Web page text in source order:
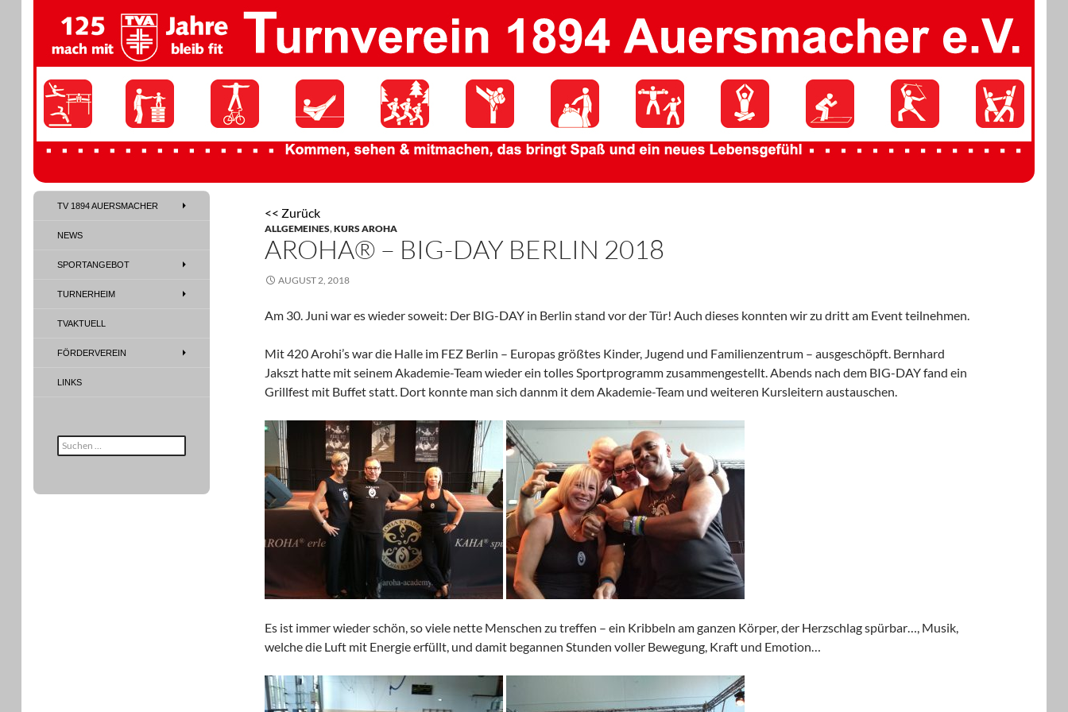
TV 1894 Auersmacher
<< Zurück
ALLGEMEINES,KURS AROHA
AROHA® – BIG-DAY BERLIN 2018
AUGUST 2, 2018
Am 30. Juni war es wieder soweit: Der BIG-DAY in Berlin stand vor der Tür! Auch dieses konnten wir zu dritt am Event teilnehmen.
Mit 420 Arohi’s war die Halle im FEZ Berlin – Europas größtes Kinder, Jugend und Familienzentrum – ausgeschöpft. Bernhard
Jakszt hatte mit seinem Akademie-Team wieder ein tolles Sportprogramm zusammengestellt. Abends nach dem BIG-DAY fand ein
Grillfest mit Buffet statt. Dort konnte man sich dannm it dem Akademie-Team und weiteren Kursleitern austauschen.
Es ist immer wieder schön, so viele nette Menschen zu treffen – ein Kribbeln am ganzen Körper, der Herzschlag spürbar…, Musik,
welche die Luft mit Energie erfüllt, und damit begannen Stunden voller Bewegung, Kraft und Emotion…
TV 1894 Auersmacher
TV 1894 AUERSMACHER
NEWS
SPORTANGEBOT
TURNERHEIM
TVAKTUELL
FÖRDERVEREIN
LINKS
Suche
nach: